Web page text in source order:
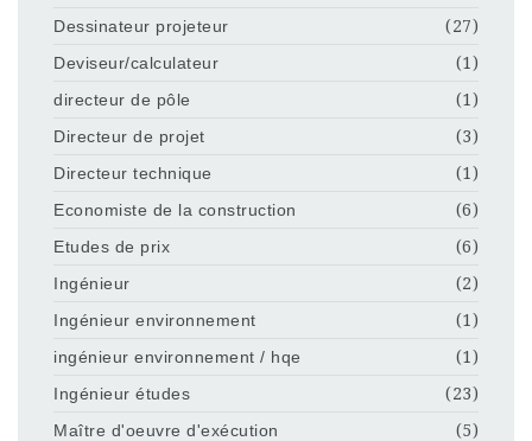
Dessinateur projeteur
(27)
Deviseur/calculateur
(1)
directeur de pôle
(1)
Directeur de projet
(3)
Directeur technique
(1)
Economiste de la construction
(6)
Etudes de prix
(6)
Ingénieur
(2)
Ingénieur environnement
(1)
ingénieur environnement / hqe
(1)
Ingénieur études
(23)
Maître d'oeuvre d'exécution
(5)